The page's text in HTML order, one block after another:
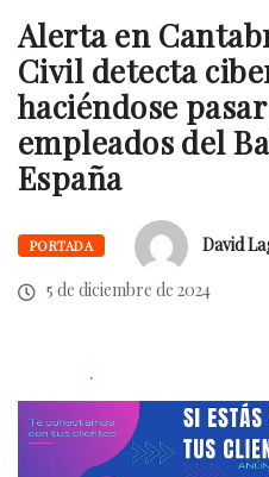
Alerta en
Civil detecta
haciéndose
empleados del
España
PORTADA
David
5 de diciembre de 2024
.